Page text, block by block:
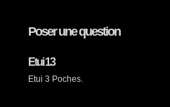
Poser une question
Etui 13
Etui 3 Poches.